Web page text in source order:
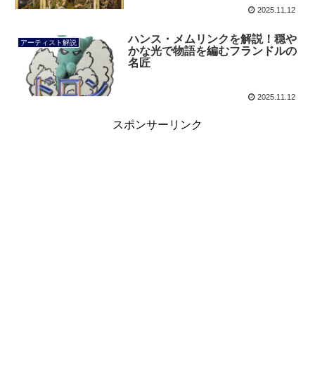
2025.11.12
アーティスト解説
ハンス・メムリンクを解説！穏や
かな光で物語を編むフランドルの
名匠
2025.11.12
スポンサーリンク